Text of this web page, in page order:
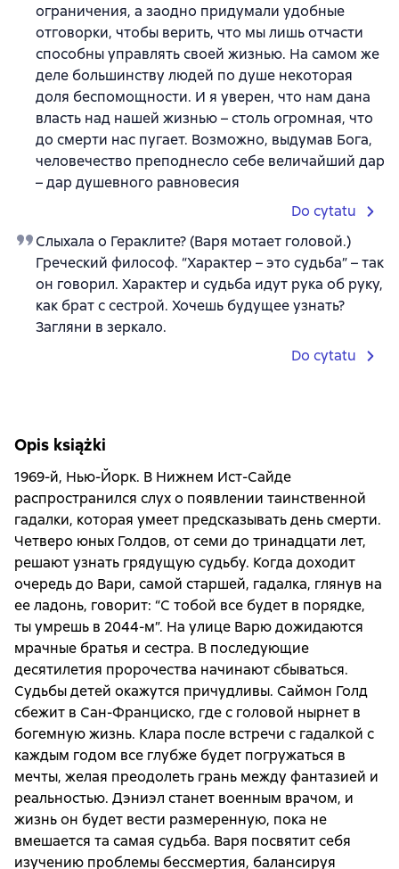
ограничения, а заодно придумали удобные
отговорки, чтобы верить, что мы лишь отчасти
способны управлять своей жизнью. На самом же
деле большинству людей по душе некоторая
доля беспомощности. И я уверен, что нам дана
власть над нашей жизнью – столь огромная, что
до смерти нас пугает. Возможно, выдумав Бога,
человечество преподнесло себе величайший дар
– дар душевного равновесия
Do cytatu
Слыхала о Гераклите? (Варя мотает головой.)
Греческий философ. “Характер – это судьба” – так
он говорил. Характер и судьба идут рука об руку,
как брат с сестрой. Хочешь будущее узнать?
Загляни в зеркало.
Do cytatu
Opis książki
1969-й, Нью-Йорк. В Нижнем Ист-Сайде
распространился слух о появлении таинственной
гадалки, которая умеет предсказывать день смерти.
Четверо юных Голдов, от семи до тринадцати лет,
решают узнать грядущую судьбу. Когда доходит
очередь до Вари, самой старшей, гадалка, глянув на
ее ладонь, говорит: “С тобой все будет в порядке,
ты умрешь в 2044-м”. На улице Варю дожидаются
мрачные братья и сестра. В последующие
десятилетия пророчества начинают сбываться.
Судьбы детей окажутся причудливы. Саймон Голд
сбежит в Сан-Франциско, где с головой нырнет в
богемную жизнь. Клара после встречи с гадалкой с
каждым годом все глубже будет погружаться в
мечты, желая преодолеть грань между фантазией и
реальностью. Дэниэл станет военным врачом, и
жизнь он будет вести размеренную, пока не
вмешается та самая судьба. Варя посвятит себя
изучению проблемы бессмертия, балансируя